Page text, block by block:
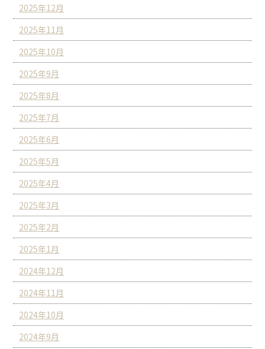
2025年12月
2025年11月
2025年10月
2025年9月
2025年8月
2025年7月
2025年6月
2025年5月
2025年4月
2025年3月
2025年2月
2025年1月
2024年12月
2024年11月
2024年10月
2024年9月